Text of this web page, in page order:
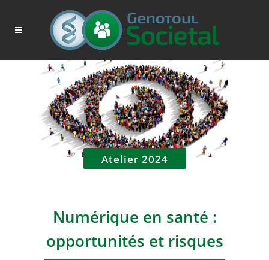
Atelier 2024
Numérique en santé :
opportunités et risques